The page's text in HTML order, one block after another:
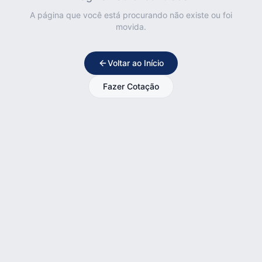
A página que você está procurando não existe ou foi
movida.
Voltar ao Início
Fazer Cotação